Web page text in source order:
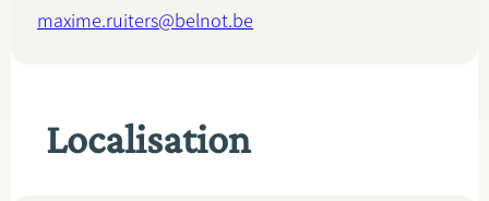
maxime.ruiters@belnot.be
Localisation